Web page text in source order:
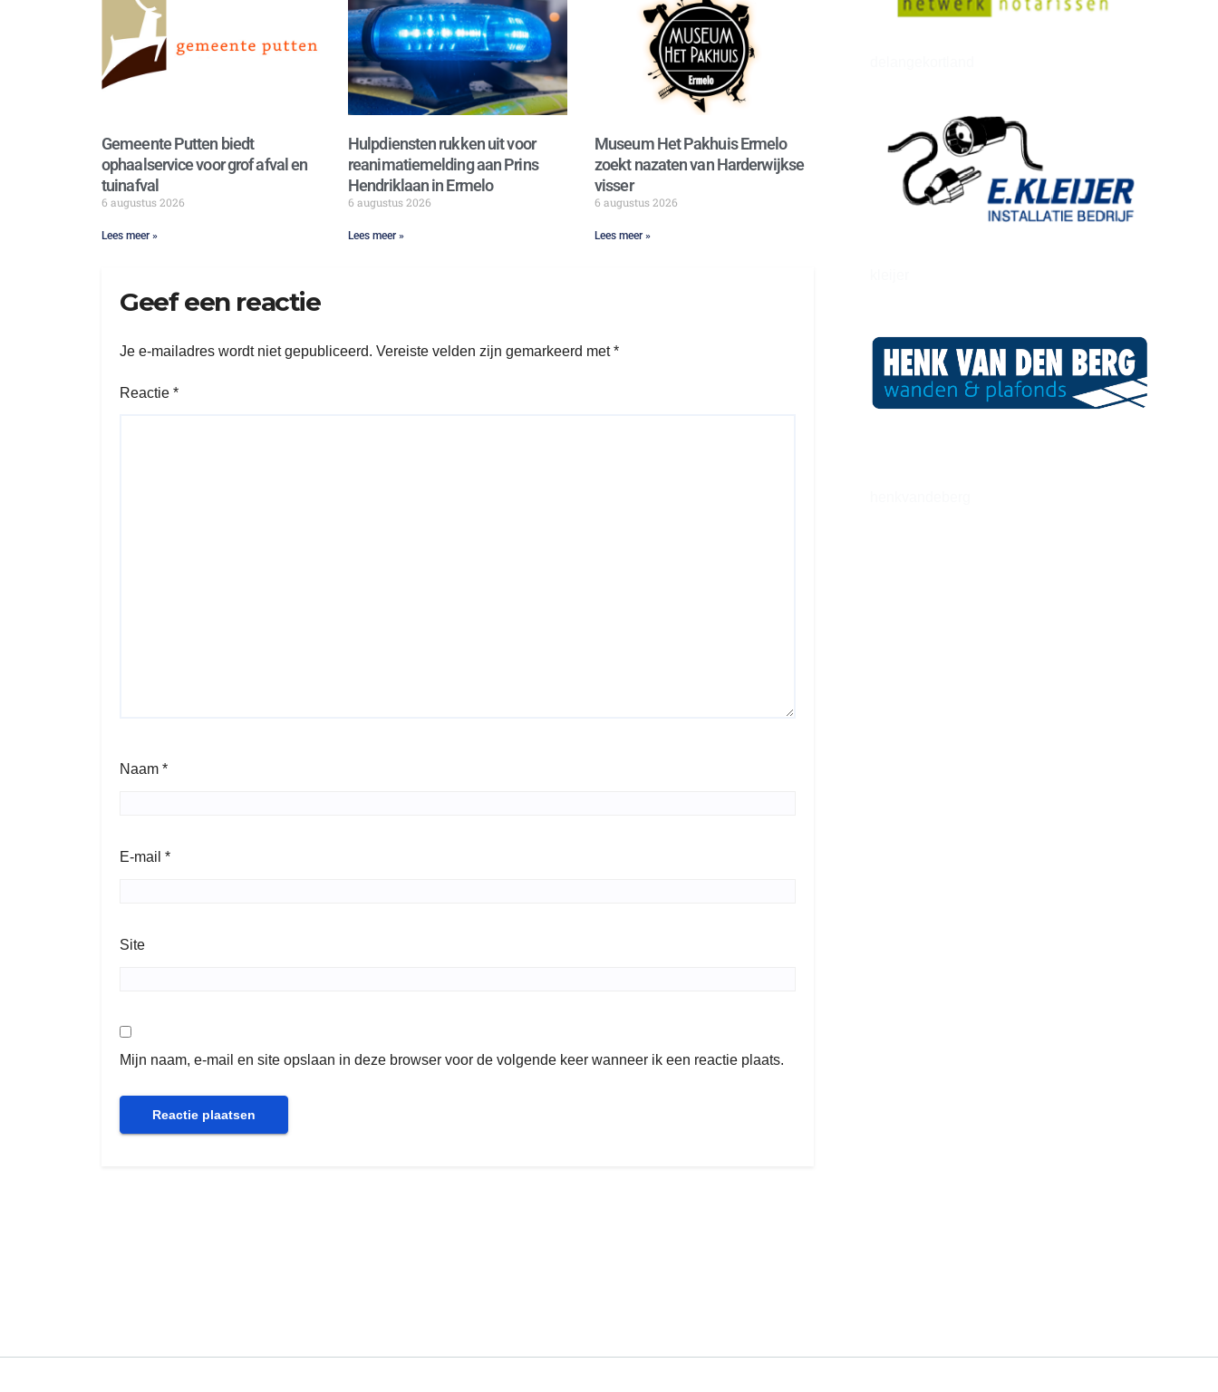
Gemeente Putten biedt
ophaalservice voor grof afval en
tuinafval
6 augustus 2026
Lees meer »
Hulpdiensten rukken uit voor
reanimatiemelding aan Prins
Hendriklaan in Ermelo
6 augustus 2026
Lees meer »
Museum Het Pakhuis Ermelo
zoekt nazaten van Harderwijkse
visser
6 augustus 2026
Lees meer »
Geef een reactie
Je e-mailadres wordt niet gepubliceerd. Vereiste velden zijn gemarkeerd met*
Reactie *
Naam *
E-mail *
Site
Mijn naam, e-mail en site opslaan in deze browser voor de volgende keer wanneer ik een reactie plaats.